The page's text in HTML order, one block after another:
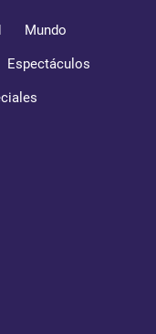
Mundo
Espectáculos